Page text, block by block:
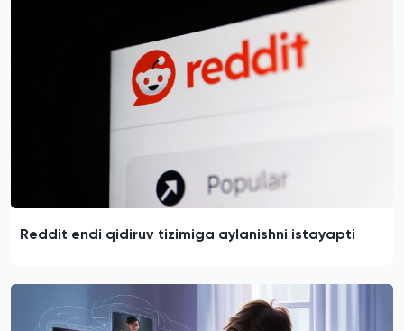
Reddit endi qidiruv tizimiga aylanishni istayapti